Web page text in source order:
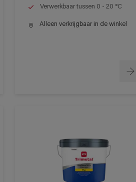
Verwerkbaar tussen 0 - 20 °C
Alleen verkrijgbaar in de winkel